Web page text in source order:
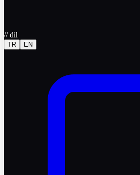
//dil
TR EN